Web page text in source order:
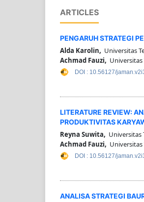
ARTICLES
PENGARUH STRATEGI
Alda Karolin, Universitas
Achmad Fauzi,
DOI : 10.56127/
LITERATURE REVIEW:
PRODUKTIVITAS
Reyna Suwita, Universitas
Achmad Fauzi,
DOI : 10.56127/
ANALISA STRATEGI